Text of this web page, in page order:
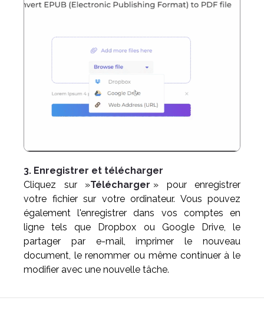
3. Enregistrer et télécharger
Cliquez sur »Télécharger » pour enregistrer
votre fichier sur votre ordinateur. Vous pouvez
également l'enregistrer dans vos comptes en
ligne tels que Dropbox ou Google Drive, le
partager par e-mail, imprimer le nouveau
document, le renommer ou même continuer à le
modifier avec une nouvelle tâche.